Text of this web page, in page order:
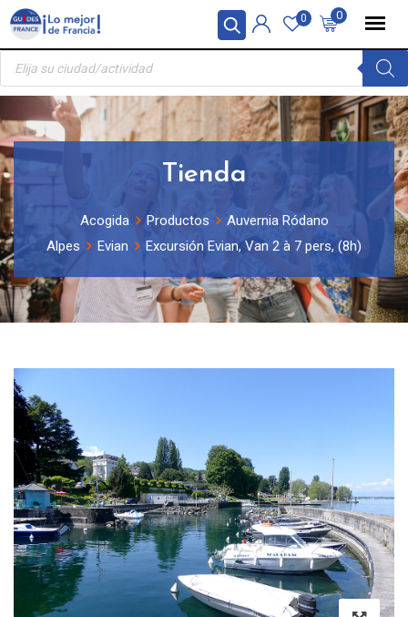
Panel de gestión de cookies
Skip
content
0
0
Búsqueda
productos
Tienda
Acogida Productos
Auvernia Ródano
Alpes
Evian Excursión Evian, Van 2 à 7 pers, (8h)